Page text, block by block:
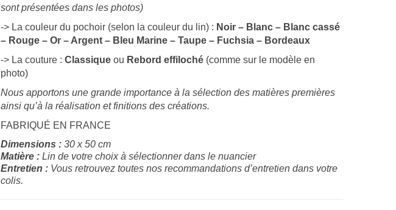
sont présentées dans les photos)
-> La couleur du pochoir (selon la couleur du lin) : Noir – Blanc – Blanc cassé
– Rouge – Or – Argent – Bleu Marine – Taupe – Fuchsia – Bordeaux
-> La couture :Classique ou Rebord effiloché (comme sur le modèle en
photo)
Nous apportons une grande importance à la sélection des matières premières
ainsi qu’à la réalisation et finitions des créations.
FABRIQUÉ EN FRANCE
Dimensions : 30 x 50 cm
Matière :Lin de votre choix à sélectionner dans le nuancier
Entretien : Vous retrouvez toutes nos recommandations d’entretien dans votre
colis.